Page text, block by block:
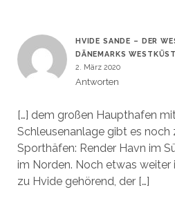
HVIDE SANDE – DER
DÄNEMARKS
2. März 2020
Antworten
[…] dem großen Haupthafen
Schleusenanlage gibt es noch
Sporthäfen: Render Havn im
im Norden. Noch etwas weiter
zu Hvide gehörend, der […]